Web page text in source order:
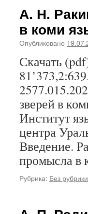
А. Н.
в коми
Опубликовано
Скачать
зверей в
Институт
центра
Введение.
промысла в
Рубрика: Без рубрики